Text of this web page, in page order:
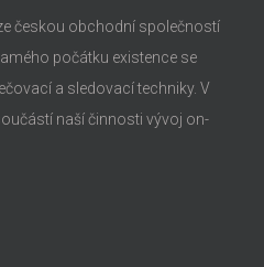
českou obchodní společností
počátku existence se
a sledovací techniky. V
naší činnosti vývoj on-